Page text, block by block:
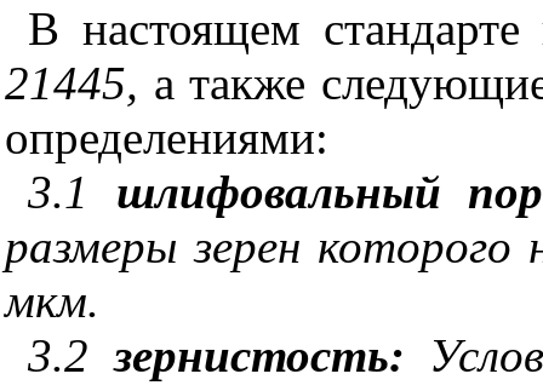
В настоящем
21445, а также
определениями:
3.1 шлифовальный
размеры зерен которого
мкм.
3.2зернистость: